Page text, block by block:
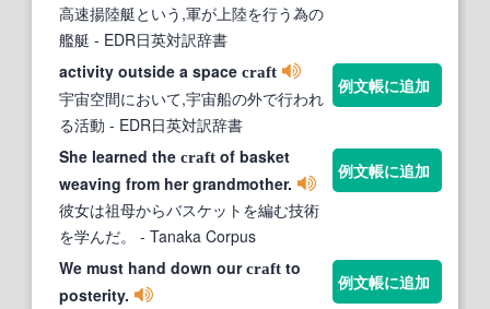
高速揚陸艇という,軍が上陸を行う為の
艦艇 - EDR日英対訳辞書
activity outside a space craft
宇宙空間において,宇宙船の外で行われ
る活動 - EDR日英対訳辞書
例文帳に追加
She learned the craft of basket
weaving from her grandmother.
彼女は祖母からバスケットを編む技術
を学んだ。
- Tanaka Corpus
例文帳に追加
We must hand down ourcraft to
posterity.
例文帳に追加